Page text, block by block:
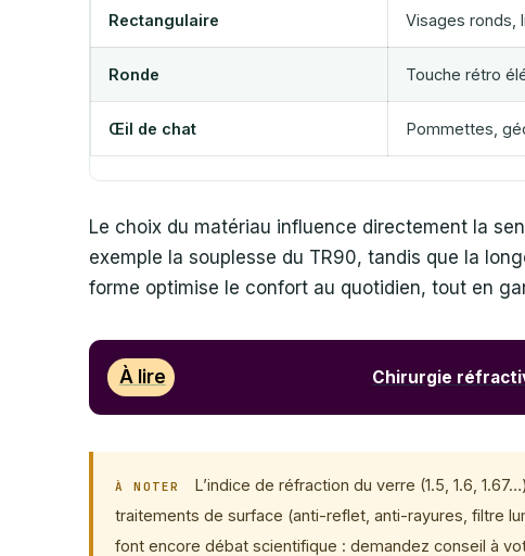
Rectangulaire Visages ronds,
Ronde Touche rétro
Œil de chat Pommettes,
Le choix du matériau influence directement la
exemple la souplesse du TR90, tandis que la
forme optimise le confort au quotidien, tout en
À lire Chirurgie
À NOTER
L’indice de réfraction du verre (1.5, 1.6,
traitements de surface (anti-reflet, anti-rayures, filtre
font encore débat scientifique : demandez conseil à